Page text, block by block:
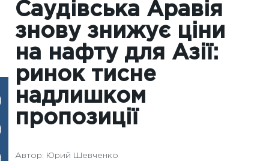
Саудівська Аравія
знову знижує ціни
на нафту для Азії:
ринок тисне
надлишком
пропозиції
Автор: Юрий Шевченко